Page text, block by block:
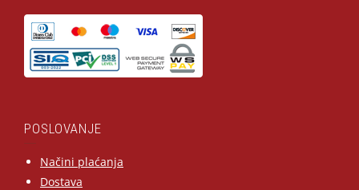
POSLOVANJE
Načini plaćanja
Dostava